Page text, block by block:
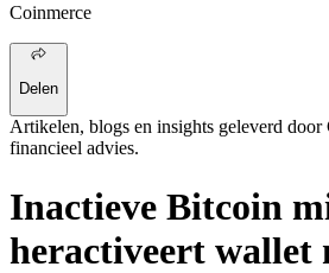
Coinmerce
Delen
Artikelen, blogs en insights geleverd
financieel advies.
Inactieve Bitcoin
heractiveert wallet